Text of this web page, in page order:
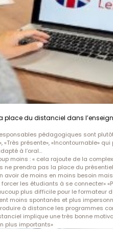
place du distanciel dans
pédagogiques sont
«Très présente», «Incontournable»
à l’oral…
moins : « cela rajoute de la
ne prendra pas la place du
avoir de moins en moins besoin
les étudiants à se connecter»
plus difficile pour le formateur
moins spontanés et plus
à distance les programmes
implique une très bonne
plus importants»